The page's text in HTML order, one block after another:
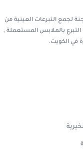
لجمع التبرعات العينية من
التبرع بالملابس المستعملة ,
في الكويت.